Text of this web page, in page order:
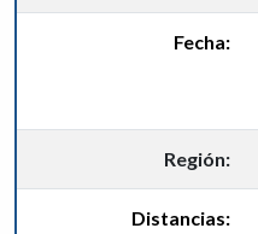
Fecha:
Región:
Distancias: